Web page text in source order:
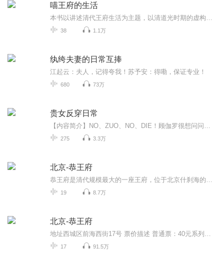
喵王府的生活
38 1.1万
纨绔夫妻的日常互捧
江起云：夫人，记得夸我！苏予安：得嘞，保证专业！
680 73万
贵女反穿日常
275 3.3万
北京-恭王府
19 8.7万
北京-恭王府
17 91.5万